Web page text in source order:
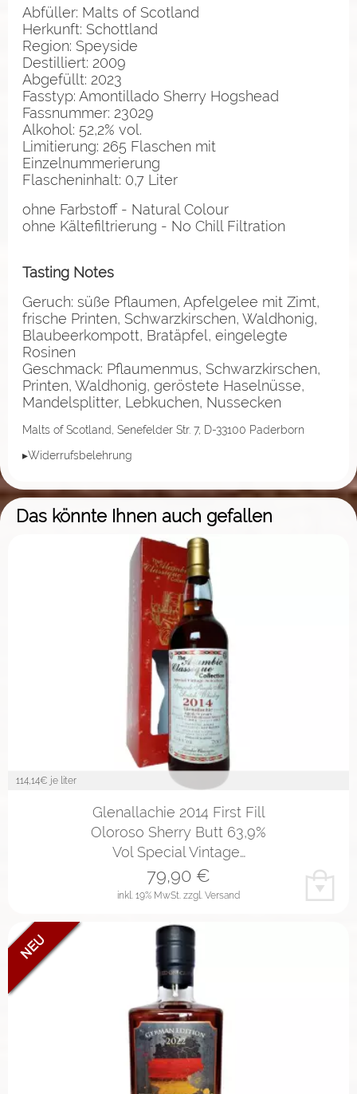
Abfüller: Malts of Scotland
Herkunft: Schottland
Region: Speyside
Destilliert: 2009
Abgefüllt: 2023
Fasstyp: Amontillado Sherry Hogshead
Fassnummer: 23029
Alkohol: 52,2% vol.
Limitierung: 265 Flaschen mit
Einzelnummerierung
Flascheninhalt: 0,7 Liter
ohne Farbstoff - Natural Colour
ohne Kältefiltrierung - No Chill Filtration
Tasting Notes
Geruch: süße Pflaumen, Apfelgelee mit Zimt,
frische Printen, Schwarzkirschen, Waldhonig,
Blaubeerkompott, Bratäpfel, eingelegte
Rosinen
Geschmack: Pflaumenmus, Schwarzkirschen,
Printen, Waldhonig, geröstete Haselnüsse,
Mandelsplitter, Lebkuchen, Nussecken
Malts of Scotland, Senefelder Str. 7, D-33100 Paderborn
▸Widerrufsbelehrung
Das könnte Ihnen auch gefallen
114,14€ je liter
Glenallachie 2014 First Fill
Oloroso Sherry Butt 63,9%
Vol Special Vintage…
inkl. 19% MwSt. zzgl. Versand
79,90 €